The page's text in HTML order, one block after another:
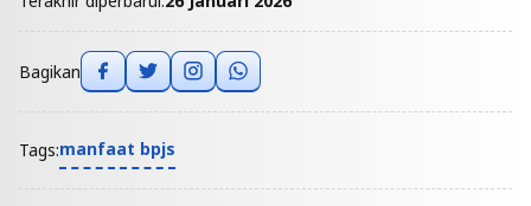
Bagikan
Tags:manfaat bpjs